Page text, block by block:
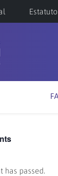
Estatuto
has passed.